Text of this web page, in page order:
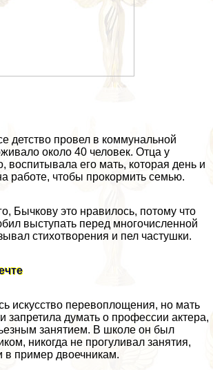
детство провел в коммунальной
около 40 человек. Отца у
воспитывала его мать, которая день и
работе, чтобы прокормить семью.
Бычкову это нравилось, потому что
выступать перед многочисленной
стихотворения и пел частушки.
искусство перевоплощения, но мать
запретила думать о профессии актера,
занятием. В школе он был
никогда не прогуливал занятия,
в пример двоечникам.